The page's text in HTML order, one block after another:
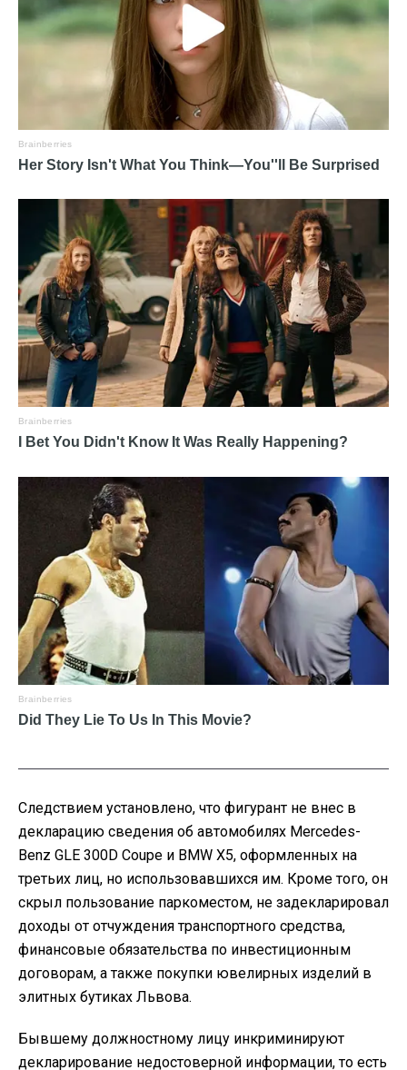
Следствием установлено, что фигурант не внес в
декларацию сведения об автомобилях Mercedes-
Benz GLE 300D Coupe и BMW Х5, оформленных на
третьих лиц, но использовавшихся им. Кроме того, он
скрыл пользование паркоместом, не задекларировал
доходы от отчуждения транспортного средства,
финансовые обязательства по инвестиционным
договорам, а также покупки ювелирных изделий в
элитных бутиках Львова.
Бывшему должностному лицу инкриминируют
декларирование недостоверной информации, то есть